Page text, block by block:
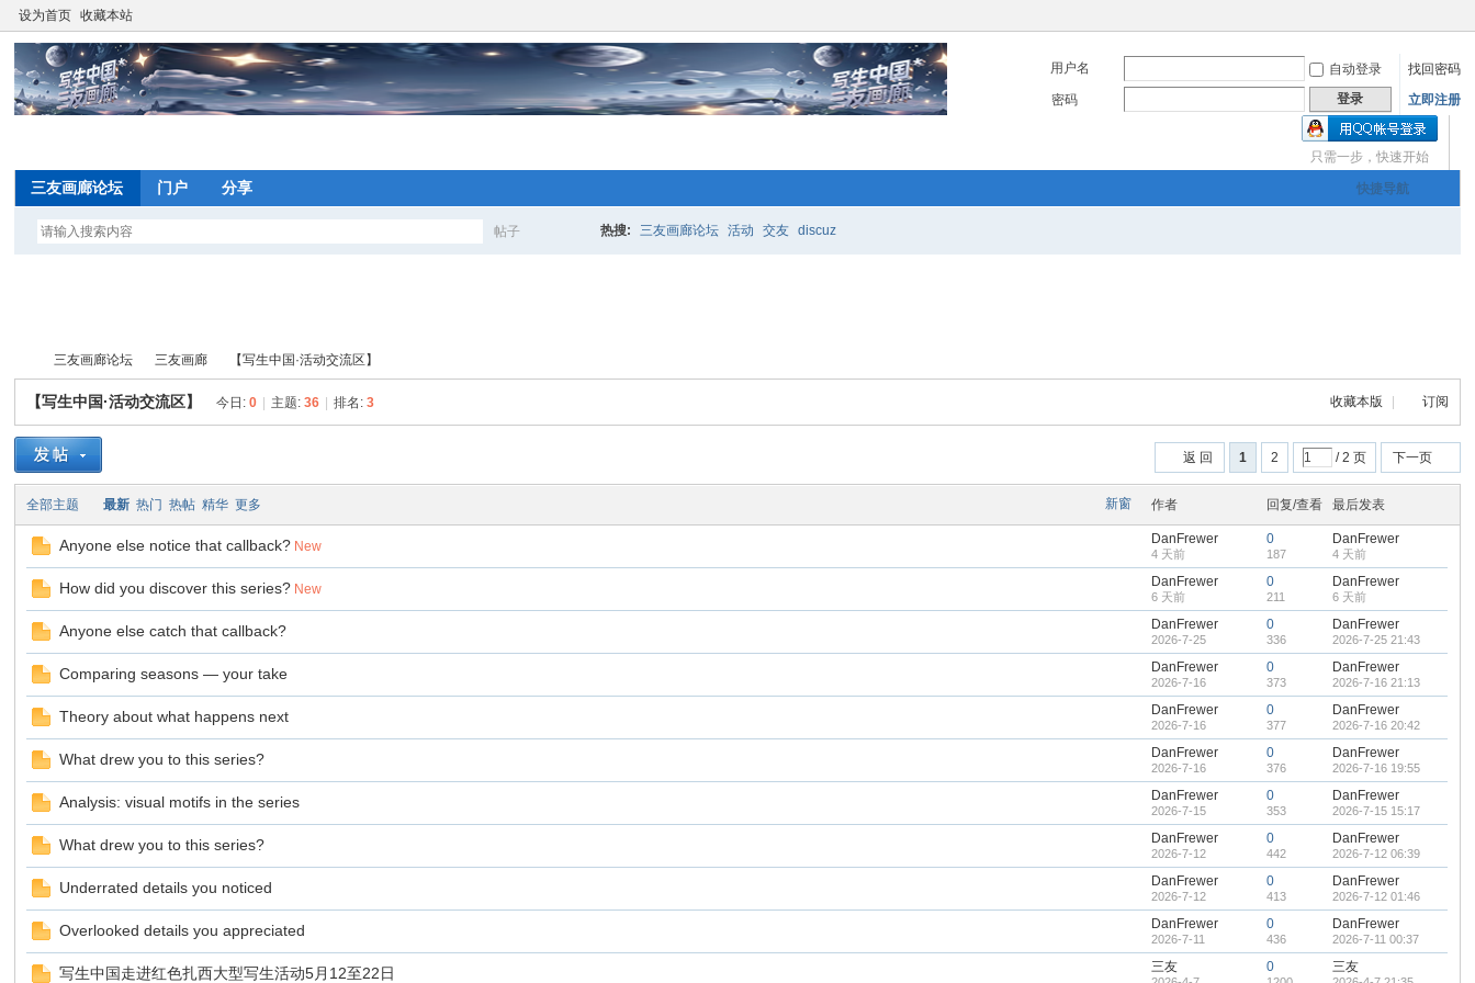
设为首页 收藏本站
用户名 自动登录
找回密码
密码
登录 立即注册
只需一步，快速开始
快捷导航
三友画廊论坛 门户 分享
帖子 热搜: 三友画廊论坛 活动 交友 discuz
望更多的人加入你我同行。www.xixi118.com
网络人士“创业行动”开始 拉！写生中国*三友画廊官方主办，希
望更多的人加入你我同行。www.xixi118.com
写生中国*三友画廊急招实习版主！只要您有充裕的业余上网时
»
三友画廊论坛 三友画廊 【写生中国·活动交流区】
收藏本版 订阅
【写生中国·活动交流区】 今日:0 主题:36 排名:3
1 2 / 2 页 下一页
返 回
新窗
全部主题 最新 热门 热帖 精华 更多 作者 回复/查看 最后发表
Anyone else notice that callback? New DanFrewer
4 天前
0
187
DanFrewer
4 天前
How did you discover this series? New DanFrewer
6 天前
0
211
DanFrewer
6 天前
Anyone else catch that callback? DanFrewer
2026-7-25
0
336
DanFrewer
2026-7-25 21:43
Comparing seasons — your take DanFrewer
2026-7-16
0
373
DanFrewer
2026-7-16 21:13
Theory about what happens next DanFrewer
2026-7-16
0
377
DanFrewer
2026-7-16 20:42
What drew you to this series? DanFrewer
2026-7-16
0
376
DanFrewer
2026-7-16 19:55
Analysis: visual motifs in the series DanFrewer
2026-7-15
0
353
DanFrewer
2026-7-15 15:17
What drew you to this series? DanFrewer
2026-7-12
0
442
DanFrewer
2026-7-12 06:39
Underrated details you noticed DanFrewer
2026-7-12
0
413
DanFrewer
2026-7-12 01:46
Overlooked details you appreciated DanFrewer
2026-7-11
0
436
DanFrewer
2026-7-11 00:37
写生中国走进红色扎西大型写生活动5月12至22日 三友 0 三友